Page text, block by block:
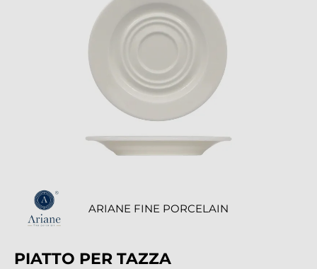
ARIANE FINE PORCELAIN
PIATTO PER TAZZA